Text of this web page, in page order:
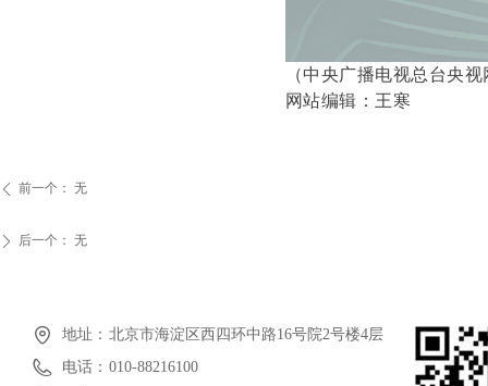
（中央广播电视总台央视
网站编辑：王寒
ꄴ 前一个： 无
ꄲ 后一个： 无
地址： 北京市海淀区西四环中路16号院2号楼4层
电话： 010-88216100